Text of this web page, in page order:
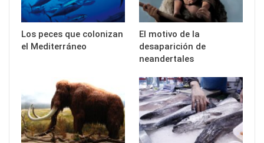
Los peces que colonizan
el Mediterráneo
El motivo de la
desaparición de
neandertales